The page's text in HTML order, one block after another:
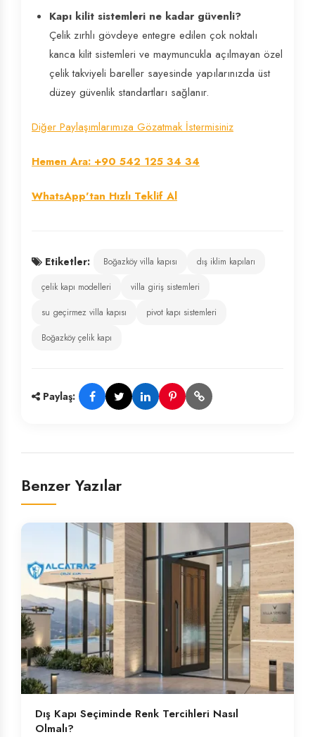
Kapı kilit sistemleri ne kadar güvenli?
Çelik zırhlı gövdeye entegre edilen çok noktalı
kanca kilit sistemleri ve maymuncukla açılmayan özel
çelik takviyeli bareller sayesinde yapılarınızda üst
düzey güvenlik standartları sağlanır.
Diğer Paylaşımlarımıza Gözatmak İstermisiniz
Hemen Ara: +90 542 125 34 34
WhatsApp'tan Hızlı Teklif Al
Etiketler: Boğazköy villa kapısı
dış iklim kapıları
çelik kapı modelleri
villa giriş sistemleri
su geçirmez villa kapısı
pivot kapı sistemleri
Boğazköy çelik kapı
Paylaş:
Benzer Yazılar
Dış Kapı Seçiminde Renk Tercihleri Nasıl
Olmalı?